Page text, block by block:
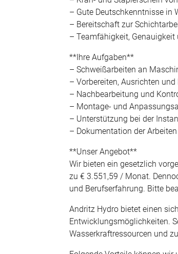
– Gute Deutschkenntnisse in
– Bereitschaft zur
– Teamfähigkeit,
**Ihre Aufgaben**
– Schweißarbeiten an
– Vorbereiten, Ausrichten
– Nachbearbeitung und
– Montage- und
– Unterstützung bei der
– Dokumentation der
**Unser Angebot**
Wir bieten ein gesetzlich
zu € 3.551,59 / Monat.
und Berufserfahrung. Bitte
Andritz Hydro bietet einen
Entwicklungsmöglichkeiten.
Wasserkraftressourcen und